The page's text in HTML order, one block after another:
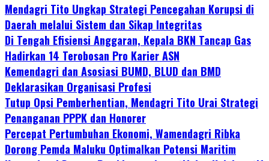
Mendagri Tito Ungkap Strategi Pencegahan Korupsi di
Daerah melalui Sistem dan Sikap Integritas
Di Tengah Efisiensi Anggaran, Kepala BKN Tancap Gas
Hadirkan 14 Terobosan Pro Karier ASN
Kemendagri dan Asosiasi BUMD, BLUD dan BMD
Deklarasikan Organisasi Profesi
Tutup Opsi Pemberhentian, Mendagri Tito Urai Strategi
Penanganan PPPK dan Honorer
Percepat Pertumbuhan Ekonomi, Wamendagri Ribka
Dorong Pemda Maluku Optimalkan Potensi Maritim